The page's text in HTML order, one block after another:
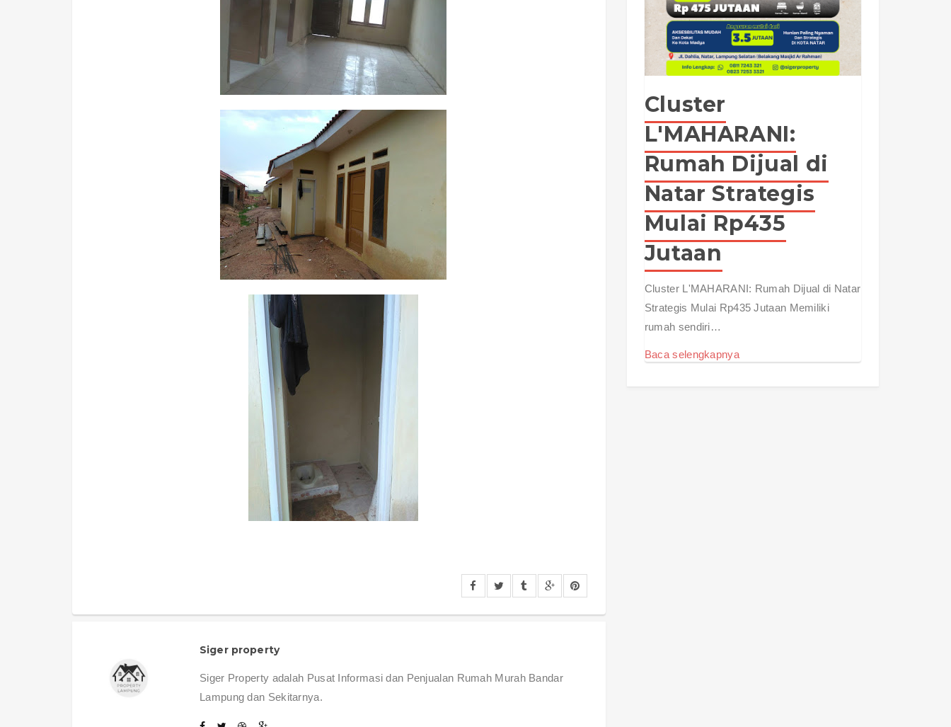
Siger property
Siger Property adalah Pusat Informasi dan Penjualan Rumah Murah Bandar
Lampung dan Sekitarnya.
Cluster
L'MAHARANI:
Rumah Dijual di
Natar Strategis
Mulai Rp435
Jutaan
Cluster L'MAHARANI: Rumah Dijual di Natar
Strategis Mulai Rp435 Jutaan Memiliki
rumah sendiri…
Baca selengkapnya